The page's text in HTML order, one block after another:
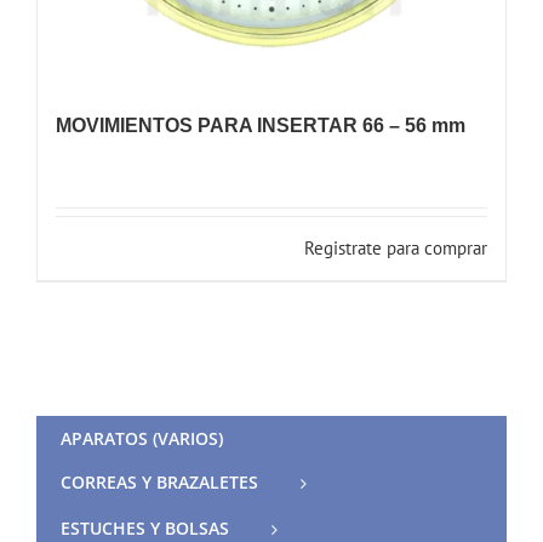
MOVIMIENTOS PARA INSERTAR 66 – 56 mm
Registrate para comprar
APARATOS (VARIOS)
CORREAS Y BRAZALETES
ESTUCHES Y BOLSAS